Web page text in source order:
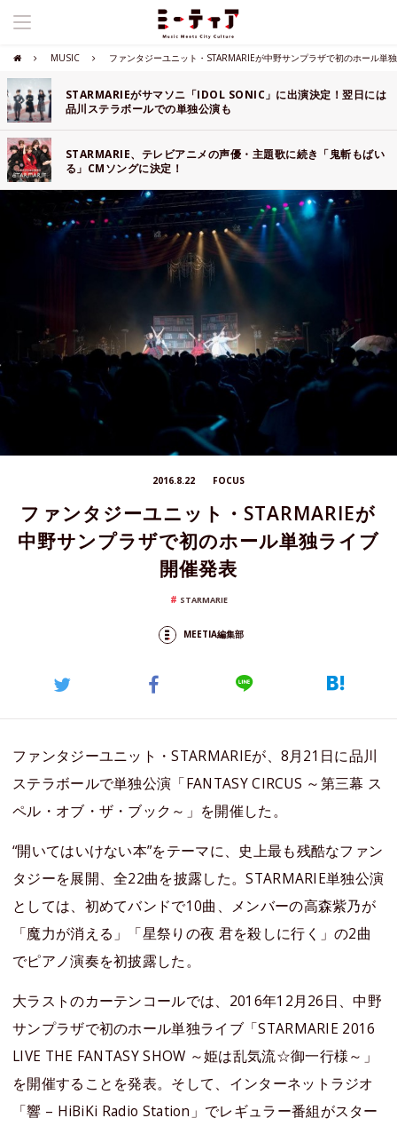
MUSIC ファンタジーユニット・STARMARIEが中野サンプラザで初のホール単
STARMARIEがサマソニ「IDOL SONIC」に出演決定！翌日には
品川ステラボールでの単独公演も
STARMARIE、テレビアニメの声優・主題歌に続き「鬼斬もばい
る」CMソングに決定！
2016.8.22 FOCUS
ファンタジーユニット・STARMARIEが
中野サンプラザで初のホール単独ライブ
開催発表
STARMARIE
MEETIA編集部
ファンタジーユニット・STARMARIEが、8月21日に品川
ステラボールで単独公演「FANTASY CIRCUS ～第三幕 ス
ペル・オブ・ザ・ブック～」を開催した。
“開いてはいけない本”をテーマに、史上最も残酷なファン
タジーを展開、全22曲を披露した。STARMARIE単独公演
としては、初めてバンドで10曲、メンバーの高森紫乃が
「魔力が消える」「星祭りの夜 君を殺しに行く」の2曲
でピアノ演奏を初披露した。
大ラストのカーテンコールでは、2016年12月26日、中野
サンプラザで初のホール単独ライブ「STARMARIE 2016
LIVE THE FANTASY SHOW ～姫は乱気流☆御一行様～」
を開催することを発表。そして、インターネットラジオ
「響 – HiBiKi Radio Station」でレギュラー番組がスター